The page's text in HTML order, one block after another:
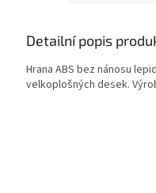
Detailní popis
Hrana ABS bez nánosu
velkoplošných desek.